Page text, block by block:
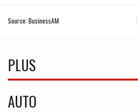
Source: BusinessAM
PLUS
AUTO